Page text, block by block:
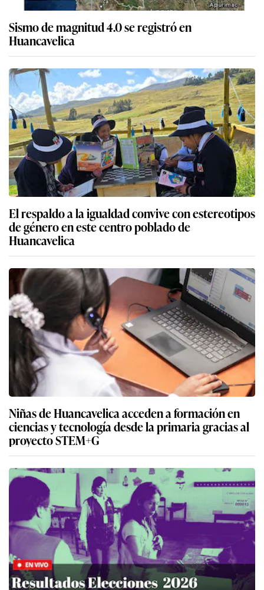
Sismo de magnitud 4.0 se registró en
Huancavelica
El respaldo a la igualdad convive con estereotipos
de género en este centro poblado de
Huancavelica
Niñas de Huancavelica acceden a formación en
ciencias y tecnología desde la primaria gracias al
proyecto STEM+G